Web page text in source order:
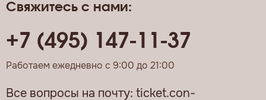
Свяжитесь с нами:
+7 (495) 147-11-37
Работаем ежедневно с 9:00 до 21:00
Все вопросы на почту: ticket.con-